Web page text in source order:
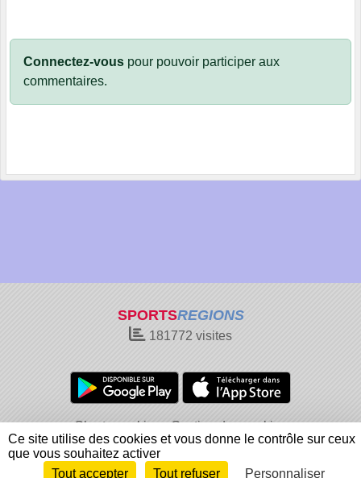
Connectez-vous pour pouvoir participer aux
commentaires.
SPORTSREGIONS
181772 visites
Charte cookies
Gestion des cookies
Informations légales
Signaler un contenu inapproprié
Envie de participer ? Connexion
Ce site utilise des cookies et vous donne le contrôle sur ceux
que vous souhaitez activer
Tout accepter
Tout refuser Personnaliser